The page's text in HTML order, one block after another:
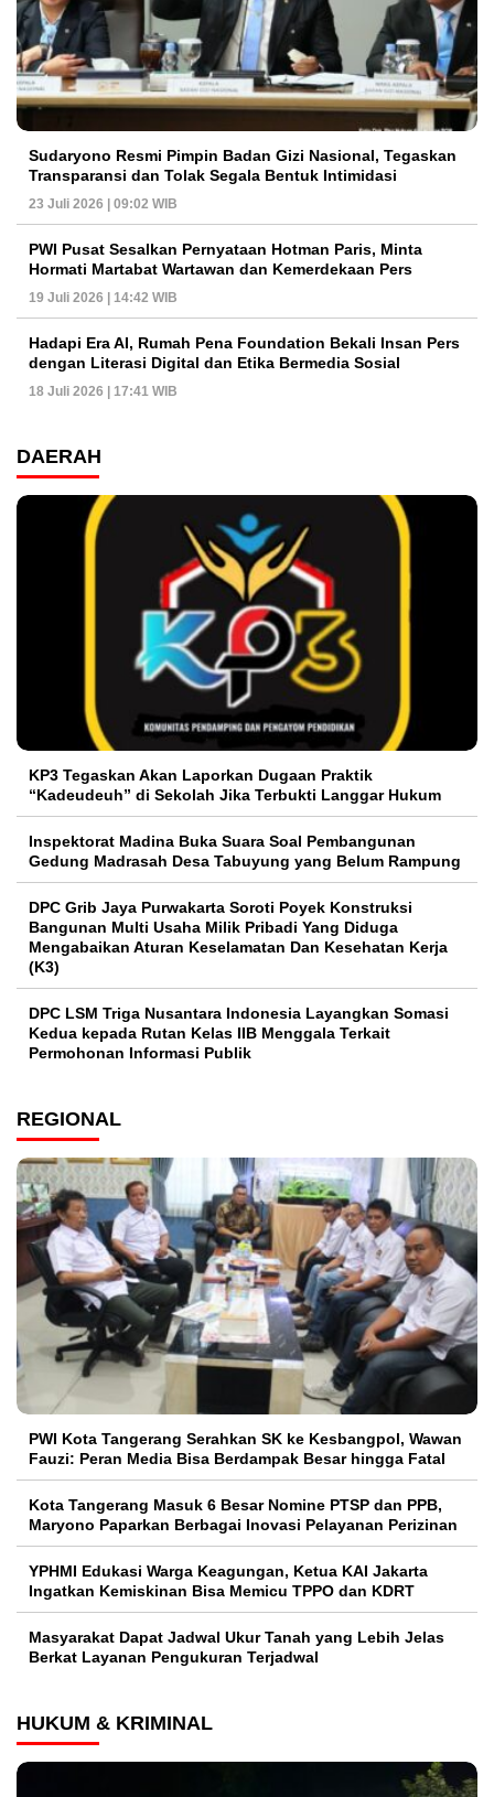
Sudaryono Resmi Pimpin Badan Gizi Nasional, Tegaskan
Transparansi dan Tolak Segala Bentuk Intimidasi
23 Juli 2026 | 09:02 WIB
PWI Pusat Sesalkan Pernyataan Hotman Paris, Minta
Hormati Martabat Wartawan dan Kemerdekaan Pers
19 Juli 2026 | 14:42 WIB
Hadapi Era AI, Rumah Pena Foundation Bekali Insan Pers
dengan Literasi Digital dan Etika Bermedia Sosial
18 Juli 2026 | 17:41 WIB
DAERAH
KP3 Tegaskan Akan Laporkan Dugaan Praktik
“Kadeudeuh” di Sekolah Jika Terbukti Langgar Hukum
Inspektorat Madina Buka Suara Soal Pembangunan
Gedung Madrasah Desa Tabuyung yang Belum Rampung
DPC Grib Jaya Purwakarta Soroti Poyek Konstruksi
Bangunan Multi Usaha Milik Pribadi Yang Diduga
Mengabaikan Aturan Keselamatan Dan Kesehatan Kerja
(K3)
DPC LSM Triga Nusantara Indonesia Layangkan Somasi
Kedua kepada Rutan Kelas IIB Menggala Terkait
Permohonan Informasi Publik
REGIONAL
PWI Kota Tangerang Serahkan SK ke Kesbangpol, Wawan
Fauzi: Peran Media Bisa Berdampak Besar hingga Fatal
Kota Tangerang Masuk 6 Besar Nomine PTSP dan PPB,
Maryono Paparkan Berbagai Inovasi Pelayanan Perizinan
YPHMI Edukasi Warga Keagungan, Ketua KAI Jakarta
Ingatkan Kemiskinan Bisa Memicu TPPO dan KDRT
Masyarakat Dapat Jadwal Ukur Tanah yang Lebih Jelas
Berkat Layanan Pengukuran Terjadwal
HUKUM & KRIMINAL